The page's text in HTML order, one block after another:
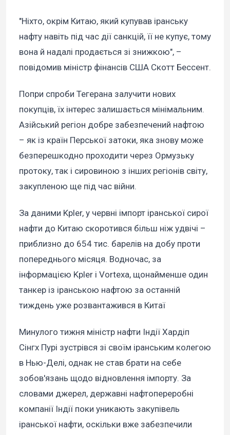
"Ніхто, окрім Китаю, який купував іранську
нафту навіть під час дії санкцій, її не купує, тому
вона й надалі продається зі знижкою", –
повідомив міністр фінансів США Скотт Бессент.
Попри спроби Тегерана залучити нових
покупців, їх інтерес залишається мінімальним.
Азійський регіон добре забезпечений нафтою
– як із країн Перської затоки, яка знову може
безперешкодно проходити через Ормузьку
протоку, так і сировиною з інших регіонів світу,
закупленою ще під час війни.
За даними Kpler, у червні імпорт іранської сирої
нафти до Китаю скоротився більш ніж удвічі –
приблизно до 654 тис. барелів на добу проти
попереднього місяця. Водночас, за
інформацією Kpler і Vortexa, щонайменше один
танкер із іранською нафтою за останній
тиждень уже розвантажився в Китаї
Минулого тижня міністр нафти Індії Хардіп
Сінгх Пурі зустрівся зі своїм іранським колегою
в Нью-Делі, однак не став брати на себе
зобов'язань щодо відновлення імпорту. За
словами джерел, державні нафтопереробні
компанії Індії поки уникають закупівель
іранської нафти, оскільки вже забезпечили